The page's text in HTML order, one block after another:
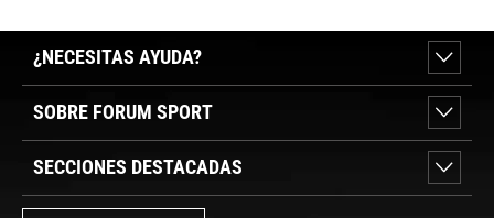
¿NECESITAS AYUDA?
SOBRE FORUM SPORT
SECCIONES DESTACADAS